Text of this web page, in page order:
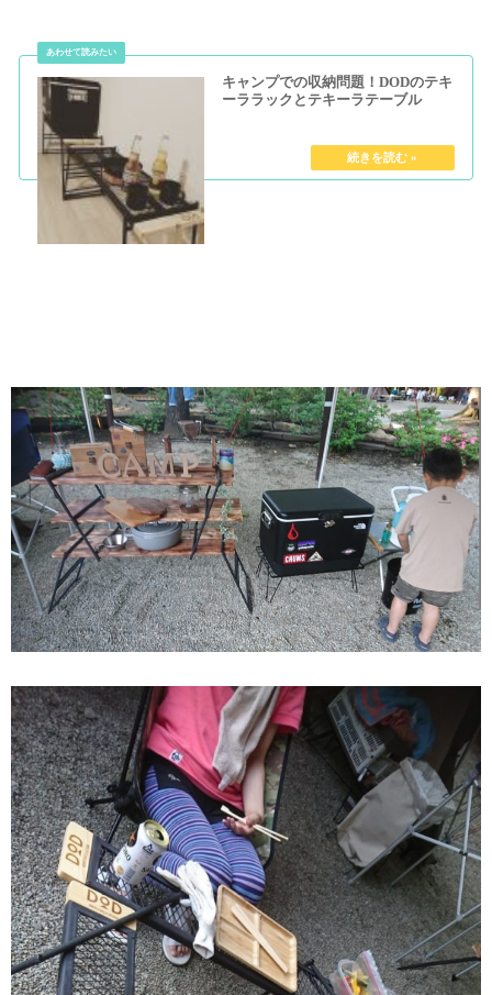
キャンプでの収納問題！DODのテキ
ーララックとテキーラテーブル